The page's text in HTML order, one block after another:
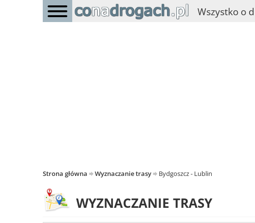
Wszystko o
Strona główna Wyznaczanie trasy Bydgoszcz - Lublin
WYZNACZANIE TRASY